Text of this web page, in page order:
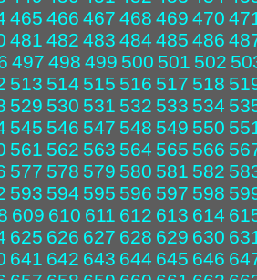
465 466 467 468 469 470
481 482 483 484 485 486
497 498 499 500 501 502
513 514 515 516 517 518
529 530 531 532 533 534
545 546 547 548 549 550
561 562 563 564 565 566
577 578 579 580 581 582
593 594 595 596 597 598
609 610 611 612 613 614
625 626 627 628 629 630
641 642 643 644 645 646